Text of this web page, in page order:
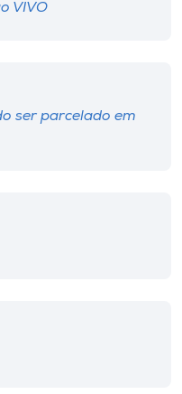
VIVO
ser parcelado em